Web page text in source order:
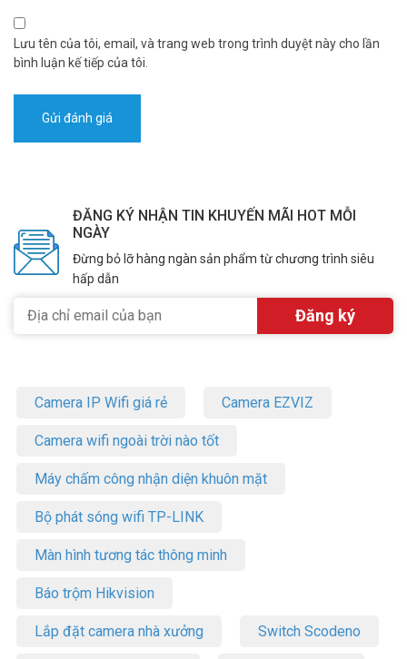
Lưu tên của tôi, email, và trang web trong trình duyệt này cho lần
bình luận kế tiếp của tôi.
ĐĂNG KÝ NHẬN TIN KHUYẾN MÃI HOT MỖI
NGÀY
Đừng bỏ lỡ hàng ngàn sản phẩm từ chương trình siêu
hấp dẫn
Camera IP Wifi giá rẻ Camera EZVIZ
Camera wifi ngoài trời nào tốt
Máy chấm công nhận diện khuôn mặt
Bộ phát sóng wifi TP-LINK
Màn hình tương tác thông minh
Báo trộm Hikvision
Lắp đặt camera nhà xưởng Switch Scodeno